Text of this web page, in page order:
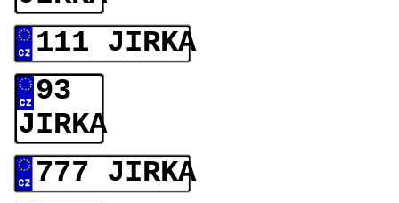
111 JIRKA
93
JIRKA
777 JIRKA